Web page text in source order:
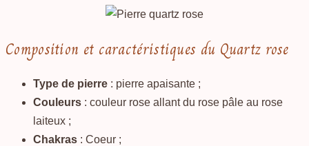
Composition et caractéristiques du Quartz rose
Type de pierre : pierre apaisante ;
Couleurs : couleur rose allant du rose pâle au rose
laiteux ;
Chakras : Coeur ;